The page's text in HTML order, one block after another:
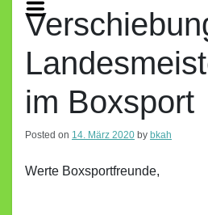
E.V.
im Boxsport
Posted on 14. März 2020 by bkah
Werte Boxsportfreunde,